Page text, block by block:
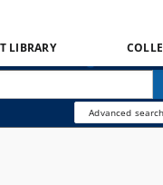
LIBRARY
Advanced search